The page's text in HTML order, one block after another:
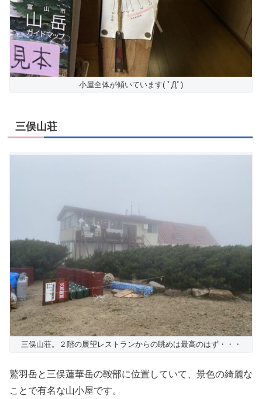
小屋全体が傾いています( ﾟДﾟ)
三俣山荘
三俣山荘。２階の展望レストランからの眺めは最高のはず・・・
鷲羽岳と三俣蓮華岳の鞍部に位置していて、景色の綺麗な
ことで有名な山小屋です。